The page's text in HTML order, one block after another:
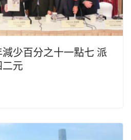
少百分之十一點七 派
元